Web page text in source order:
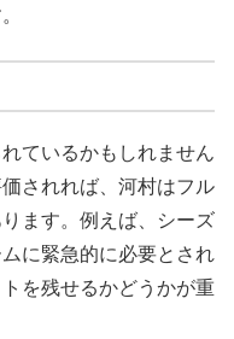
ているかもしれません
されれば、河村はフル
ます。例えば、シーズ
に緊急的に必要とされ
を残せるかどうかが重